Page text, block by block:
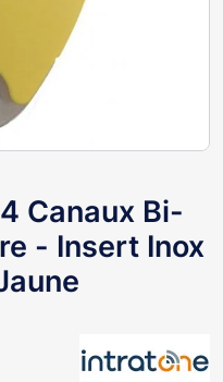
Canaux Bi-
- Insert Inox